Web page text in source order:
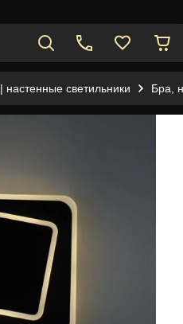
настенные светильники Бра,